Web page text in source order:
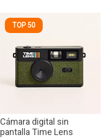
TOP 50
Cámara digital sin
pantalla Time Lens